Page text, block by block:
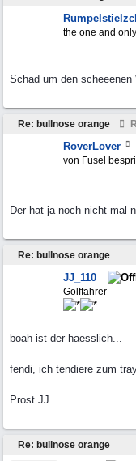
the one and
Schad um den scheeenen
Re: bullnose orange
RoverLover
von Fusel
Der hat ja noch nicht mal
Re: bullnose orange
JJ_110
Golffahrer
boah ist der haesslich...
fendi, ich tendiere zum
Prost JJ
Re: bullnose orange